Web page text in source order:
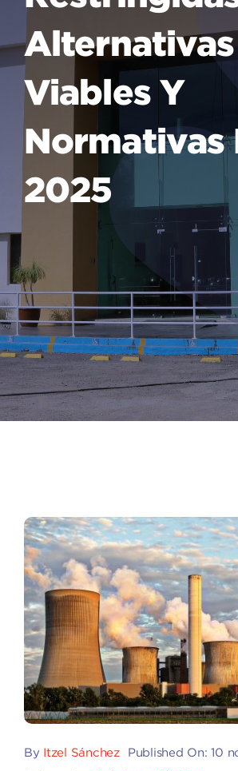
Alternativas
Viables Y
Normativas
2025
By Itzel Sánchez
Published On: 10